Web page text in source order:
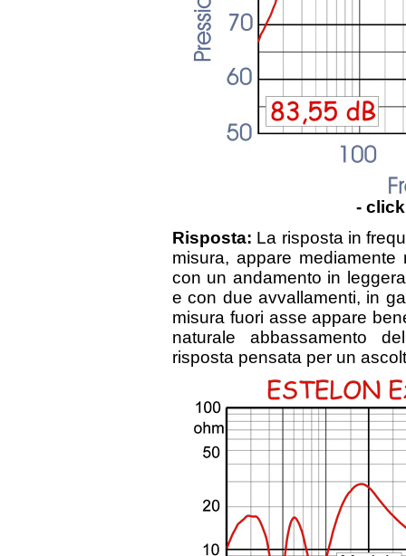
-
Risposta: La risposta in
misura, appare
con un andamento in
e con due avvallamenti, in
misura fuori asse appare
naturale abbassamento
risposta pensata per un